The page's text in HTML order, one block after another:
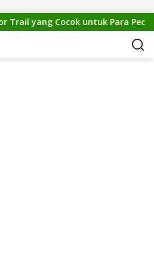
yang Cocok untuk Para Pecinta